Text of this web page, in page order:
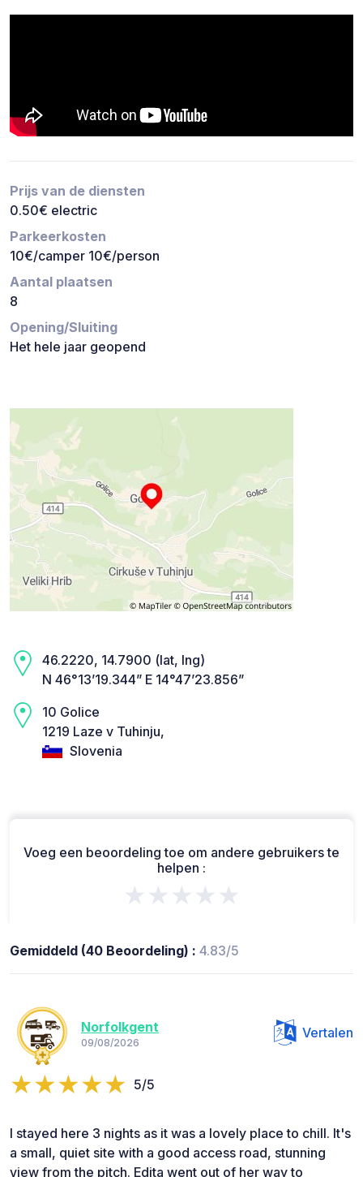
Prijs van de diensten
0.50€ electric
Parkeerkosten
10€/camper 10€/person
Aantal plaatsen
8
Opening/Sluiting
Het hele jaar geopend
46.2220, 14.7900 (lat, lng)
N 46°13’19.344” E 14°47’23.856”
10 Golice
1219 Laze v Tuhinju,
Slovenia
Voeg een beoordeling toe om andere gebruikers te
helpen :
★★★★★
Gemiddeld (40 Beoordeling) : 4.83/5
Norfolkgent
09/08/2026
Vertalen
5/5
I stayed here 3 nights as it was a lovely place to chill. It's
a small, quiet site with a good access road, stunning
view from the pitch. Edita went out of her way to